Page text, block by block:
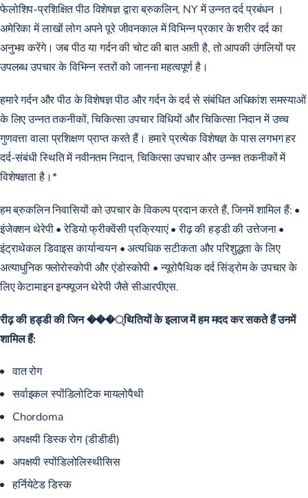
फेलोशिप-प्रशिक्षित पीठ विशेषज्ञ द्वारा ब्रुकलिन, NY में उन्नतदर्द प्रबंधन।
अमेरिका में लाखों लोग अपने पूरे जीवनकाल में विभिन्न प्रकार के शरीर दर्द का
अनुभव करेंगे। जब पीठ या गर्दन की चोट की बात आती है, तो आपकी उंगलियों पर
उपलब्ध उपचार के विभिन्न स्तरों को जानना महत्वपूर्ण है।
हमारे गर्दन और पीठ के विशेषज्ञ पीठ और गर्दन के दर्द से संबंधित अधिकांश समस्याओं
के लिए उन्नत तकनीकों, चिकित्सा उपचार विधियों और चिकित्सा निदान में उच्च
गुणवत्ता वाला प्रशिक्षण प्राप्त करते हैं। हमारे प्रत्येक विशेषज्ञ के पास लगभग हर
दर्द-संबंधी स्थिति में नवीनतम निदान, चिकित्सा उपचार और उन्नत तकनीकों में
विशेषज्ञता है।*
हम ब्रुकलिन निवासियों को उपचार के विकल्प प्रदान करते हैं, जिनमें शामिल हैं: •
इंजेक्शन थेरेपी • रेडियो फ्रीक्वेंसी प्रक्रियाएं • रीढ़ की हड्डी की उत्तेजना •
इंट्राथेकल डिवाइस कार्यान्वयन • अत्यधिक सटीकता और परिशुद्धता के लिए
अत्याधुनिक फ्लोरोस्कोपी और एंडोस्कोपी • न्यूरोपैथिक दर्द सिंड्रोम के उपचार के
लिए केटामाइन इन्फ्यूजन थेरेपी जैसे सीआरपीएस.
रीढ़ की हड्डी की जिन ���्थितियों के इलाज में हम मदद कर सकते हैं उनमें
शामिल हैं:
वात रोग
सर्वाइकल स्पोंडिलोटिक मायलोपैथी
Chordoma
अपक्षयी डिस्क रोग (डीडीडी)
अपक्षयी स्पोंडिलोलिस्थीसिस
हर्नियेटेड डिस्क